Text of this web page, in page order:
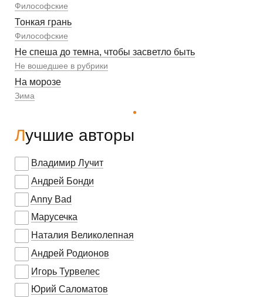
Философские
Тонкая грань
Философские
Не спеша до темна, чтобы засветло быть
Не вошедшее в рубрики
На морозе
Зима
Лучшие авторы
Владимир Лучит
Андрей Бонди
Anny Bad
Марусечка
Наталия Великолепная
Андрей Родионов
Игорь Турвелес
Юрий Саломатов